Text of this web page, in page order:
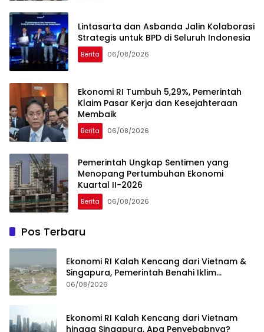
Lintasarta dan Asbanda Jalin Kolaborasi
Strategis untuk BPD di Seluruh Indonesia
Berita 06/08/2026
Ekonomi RI Tumbuh 5,29%, Pemerintah
Klaim Pasar Kerja dan Kesejahteraan
Membaik
Berita 06/08/2026
Pemerintah Ungkap Sentimen yang
Menopang Pertumbuhan Ekonomi
Kuartal II-2026
Berita 06/08/2026
Pos Terbaru
Ekonomi RI Kalah Kencang dari Vietnam &
Singapura, Pemerintah Benahi Iklim
Investasi
06/08/2026
Ekonomi RI Kalah Kencang dari Vietnam
hingga Singapura, Apa Penyebabnya?